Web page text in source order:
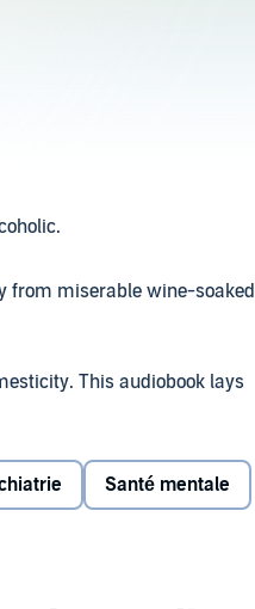
from miserable wine-soaked
This audiobook lays
and reveals the incredible
private online diary but
Santé mentale